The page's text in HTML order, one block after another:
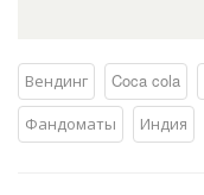
Вендинг Coca cola
Фандоматы
Индия